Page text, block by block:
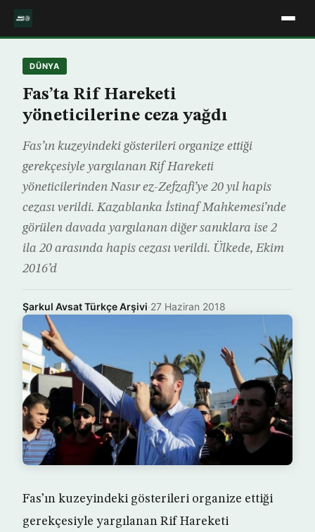
DÜNYA
Fas’ta Rif Hareketi
yöneticilerine ceza yağdı
Fas’ın kuzeyindeki gösterileri organize ettiği
gerekçesiyle yargılanan Rif Hareketi
yöneticilerinden Nasır ez-Zefzafi’ye 20 yıl hapis
cezası verildi. Kazablanka İstinaf Mahkemesi’nde
görülen davada yargılanan diğer sanıklara ise 2
ila 20 arasında hapis cezası verildi. Ülkede, Ekim
2016’d
Şarkul Avsat Türkçe Arşivi·27 Haziran 2018
Fas’ın kuzeyindeki gösterileri organize ettiği
gerekçesiyle yargılanan Rif Hareketi